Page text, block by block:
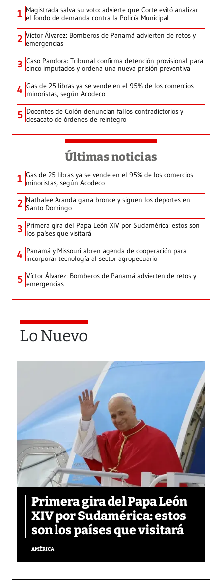
1 Magistrada salva su voto: advierte que Corte evitó analizar
el fondo de demanda contra la Policía Municipal
2 Víctor Álvarez: Bomberos de Panamá advierten de retos y
emergencias
3 Caso Pandora: Tribunal confirma detención provisional para
cinco imputados y ordena una nueva prisión preventiva
4 Gas de 25 libras ya se vende en el 95% de los comercios
minoristas, según Acodeco
5 Docentes de Colón denuncian fallos contradictorios y
desacato de órdenes de reintegro
Últimas noticias
1 Gas de 25 libras ya se vende en el 95% de los comercios
minoristas, según Acodeco
2 Nathalee Aranda gana bronce y siguen los deportes en
Santo Domingo
3 Primera gira del Papa León XIV por Sudamérica: estos son
los países que visitará
4 Panamá y Missouri abren agenda de cooperación para
incorporar tecnología al sector agropecuario
5 Víctor Álvarez: Bomberos de Panamá advierten de retos y
emergencias
Lo Nuevo
Primera gira del Papa León
XIV por Sudamérica: estos
son los países que visitará
AMÉRICA